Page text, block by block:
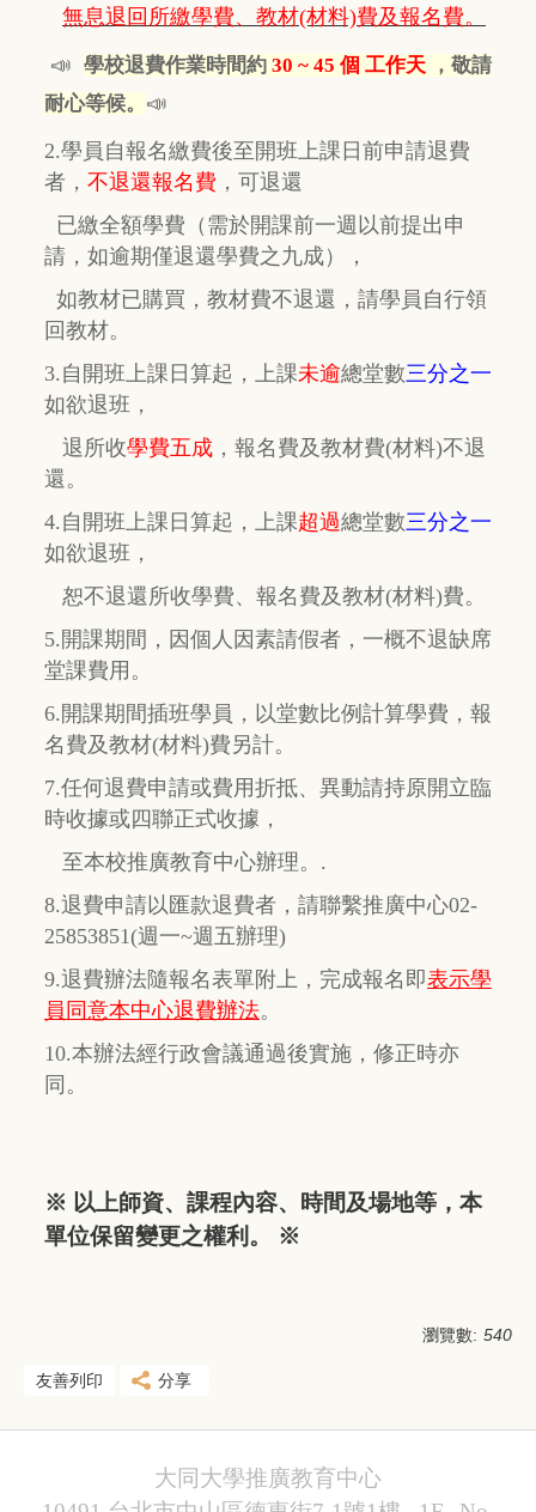
無息退回所繳學費、教材(材料)費及報名費。
📣 學校退費作業時間約 30 ~ 45 個 工作天 ，敬請
耐心等候。 📣
2.學員自報名繳費後至開班上課日前申請退費
者， 不退還報名費 ， 可退還
已繳全額學費 （需於開課前一週以前提出申
請，如逾期僅退還學費之九成），
如教材已購買，教材費不退還， 請學員自行領
回教材。
3.自開班上課日算起，上課未逾總堂數三分之一
如欲退班，
退所收學費五成 ， 報名費及教材費(材料)不退
還。
4.自開班上課日算起，上課超過總堂數三分之一
如欲退班，
恕不退還所收學費、報名費及教材(材料)費。
5.開課期間，因個人因素請假者，一概不退缺席
堂課費用。
6.開課期間插班學員，以堂數比例計算學費，報
名費及教材(材料)費另計。
7.任何退費申請或費用折抵、異動請持原開立臨
時收據或四聯正式收據，
至本校推廣教育中心辦理。.
8.退費申請以匯款退費者，請聯繫推廣中心02-
25853851(週一~週五辦理)
9.退費辦法隨報名表單附上，完成報名即表示學
員同意本中心退費辦法。
10.本辦法經行政會議通過後實施，修正時亦
同。
※ 以上師資、課程內容、時間及場地等，本
單位保留變更之權利。 ※
瀏覽數: 540
友善列印 分享
大同大學推廣教育中心